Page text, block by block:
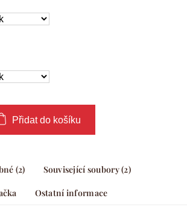
Přidat do košíku
(2) Související soubory (2)
Ostatní informace